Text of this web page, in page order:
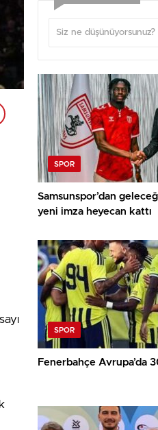
SPOR
Samsunspor’dan
yeni imza heyecan kattı
SPOR
Fenerbahçe Avrupa’da